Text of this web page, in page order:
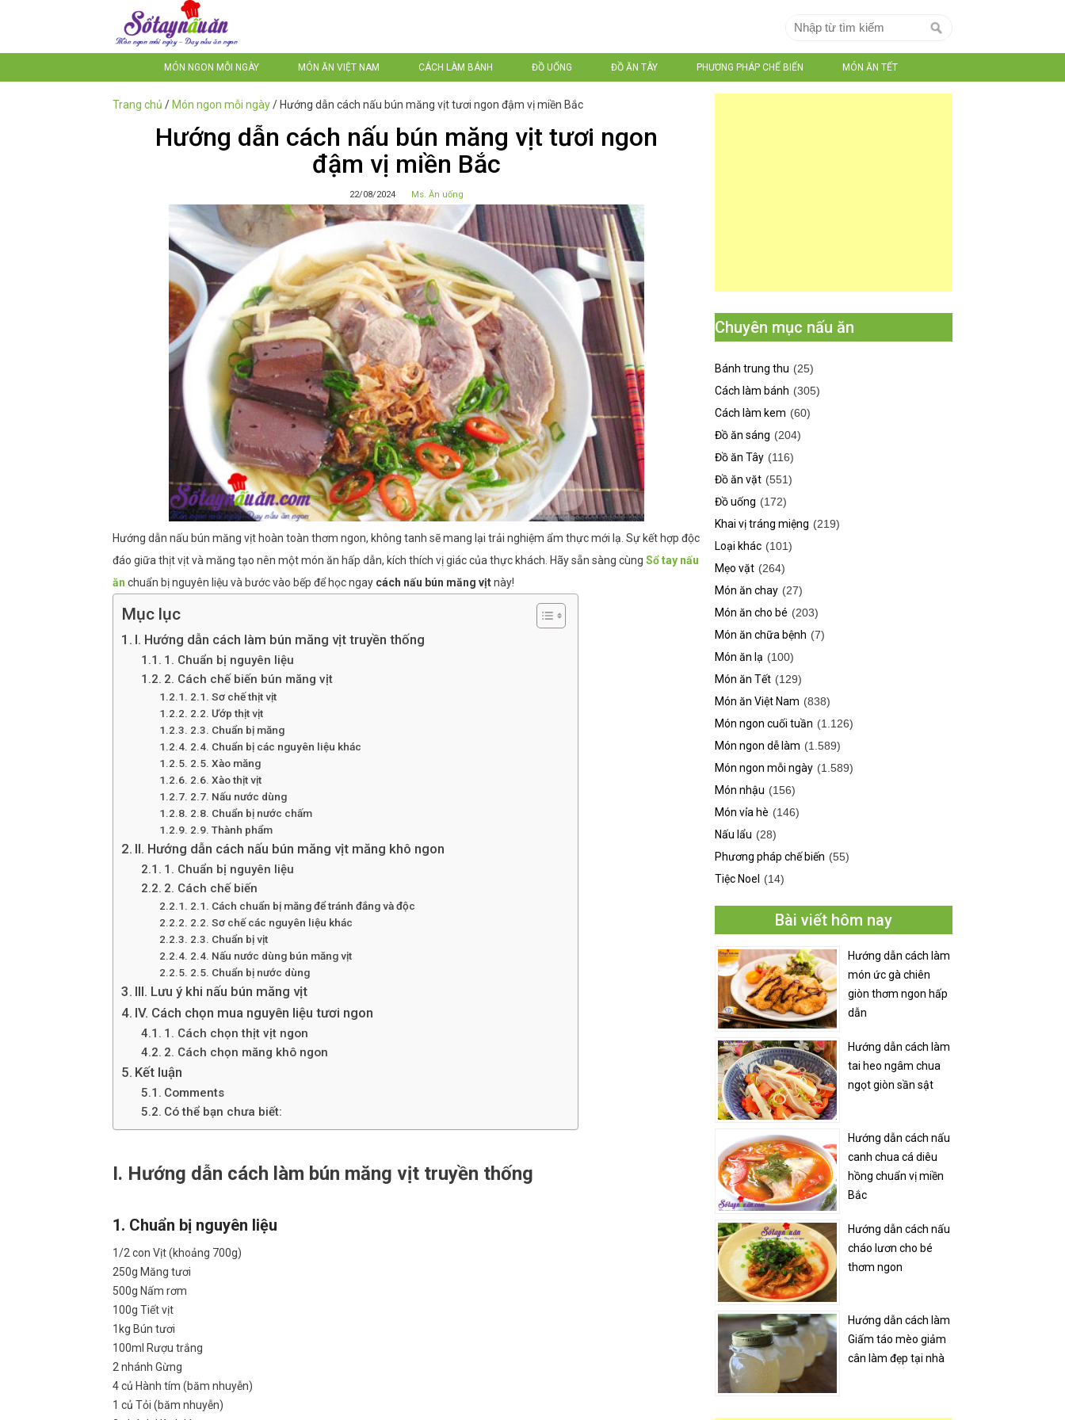
MÓN NGON MỖI NGÀY MÓN ĂN VIỆT NAM CÁCH LÀM BÁNH ĐỒ UỐNG ĐỒ ĂN TÂY PHƯƠNG PHÁP CHẾ BIẾN MÓN ĂN TẾT
Trang chủ / Món ngon mỗi ngày/ Hướng dẫn cách nấu bún măng vịt tươi ngon đậm vị miền Bắc
Hướng dẫn cách nấu bún măng vịt tươi ngon
đậm vị miền Bắc
22/08/2024 Ms. Ăn uống
Hướng dẫn nấu bún măng vịt hoàn toàn thơm ngon, không tanh sẽ mang lại trải nghiệm ẩm thực mới lạ. Sự kết hợp độc
đáo giữa thịt vịt và măng tạo nên một món ăn hấp dẫn, kích thích vị giác của thực khách. Hãy sẵn sàng cùng Sổ tay nấu
ăn chuẩn bị nguyên liệu và bước vào bếp để học ngay cách nấu bún măng vịtnày!
Mục lục
I. Hướng dẫn cách làm bún măng vịt truyền thống
1. Chuẩn bị nguyên liệu
2. Cách chế biến bún măng vịt
2.1. Sơ chế thịt vịt
2.2. Ướp thịt vịt
2.3. Chuẩn bị măng
2.4. Chuẩn bị các nguyên liệu khác
2.5. Xào măng
2.6. Xào thịt vịt
2.7. Nấu nước dùng
2.8. Chuẩn bị nước chấm
2.9. Thành phẩm
II. Hướng dẫn cách nấu bún măng vịt măng khô ngon
1. Chuẩn bị nguyên liệu
2. Cách chế biến
2.1. Cách chuẩn bị măng để tránh đắng và độc
2.2. Sơ chế các nguyên liệu khác
2.3. Chuẩn bị vịt
2.4. Nấu nước dùng bún măng vịt
2.5. Chuẩn bị nước dùng
III. Lưu ý khi nấu bún măng vịt
IV. Cách chọn mua nguyên liệu tươi ngon
1. Cách chọn thịt vịt ngon
2. Cách chọn măng khô ngon
Kết luận
Comments
Có thể bạn chưa biết:
I. Hướng dẫn cách làm bún măng vịt truyền thống
1. Chuẩn bị nguyên liệu
1/2 con Vịt (khoảng 700g)
250g Măng tươi
500g Nấm rơm
100g Tiết vịt
1kg Bún tươi
100ml Rượu trắng
2 nhánh Gừng
4 củ Hành tím (băm nhuyễn)
1 củ Tỏi (băm nhuyễn)
Chuyên mục nấu ăn
Bánh trung thu (25)
Cách làm bánh (305)
Cách làm kem (60)
Đồ ăn sáng (204)
Đồ ăn Tây (116)
Đồ ăn vặt (551)
Đồ uống (172)
Khai vị tráng miệng (219)
Loại khác (101)
Mẹo vặt (264)
Món ăn chay (27)
Món ăn cho bé (203)
Món ăn chữa bệnh (7)
Món ăn lạ (100)
Món ăn Tết (129)
Món ăn Việt Nam (838)
Món ngon cuối tuần (1.126)
Món ngon dễ làm (1.589)
Món ngon mỗi ngày (1.589)
Món nhậu (156)
Món vỉa hè (146)
Nấu lẩu (28)
Phương pháp chế biến (55)
Tiệc Noel
(14)
Bài viết hôm nay
Hướng dẫn cách làm
món ức gà chiên
giòn thơm ngon hấp
dẫn
Hướng dẫn cách làm
tai heo ngâm chua
ngọt giòn sần sật
Hướng dẫn cách nấu
canh chua cá diêu
hồng chuẩn vị miền
Bắc
Hướng dẫn cách nấu
cháo lươn cho bé
thơm ngon
Hướng dẫn cách làm
Giấm táo mèo giảm
cân làm đẹp tại nhà